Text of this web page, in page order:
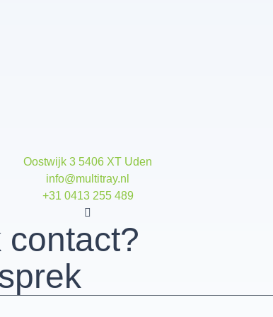
Oostwijk 3 5406 XT Uden
info@multitray.nl
+31 0413 255 489